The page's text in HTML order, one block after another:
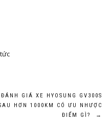
ĐÁNH GIÁ XE HYOSUNG GV300S
HƠN 1000KM CÓ ƯU NHƯỢC
ĐIỂM GÌ?
→